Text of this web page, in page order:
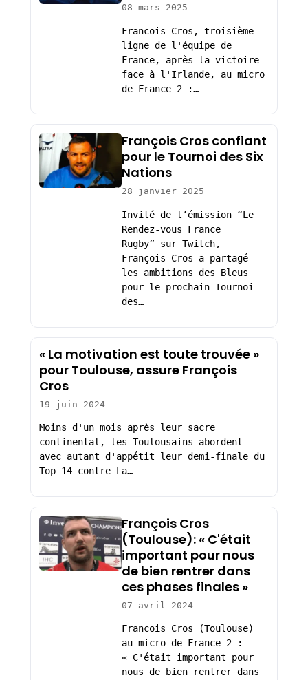
08 mars 2025
Francois Cros, troisième
ligne de l'équipe de
France, après la victoire
face à l'Irlande, au micro
de France 2 :…
François Cros confiant
pour le Tournoi des Six
Nations
28 janvier 2025
Invité de l’émission “Le
Rendez-vous France
Rugby” sur Twitch,
François Cros a partagé
les ambitions des Bleus
pour le prochain Tournoi
des…
« La motivation est toute trouvée »
pour Toulouse, assure François
Cros
19 juin 2024
Moins d'un mois après leur sacre
continental, les Toulousains abordent
avec autant d'appétit leur demi-finale du
Top 14 contre La…
François Cros
(Toulouse): « C'était
important pour nous
de bien rentrer dans
ces phases finales »
07 avril 2024
Francois Cros (Toulouse)
au micro de France 2 :
« C'était important pour
nous de bien rentrer dans